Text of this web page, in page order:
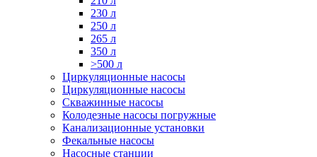
230 л
250 л
265 л
350 л
>500 л
Циркуляционные насосы
Циркуляционные насосы
Скважинные насосы
Колодезные насосы погружные
Канализационные установки
Фекальные насосы
Насосные станции